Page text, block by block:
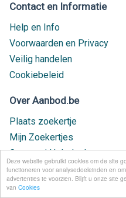
Deze website gebruikt cookies om de site
functioneren voor analysedoeleinden en
advertenties te voorzien. Blijft u onze site
van Cookies
Contact en Informatie
Help en Info
Voorwaarden en Privacy
Veilig handelen
Cookiebeleid
Over Aanbod.be
Plaats zoekertje
Mijn Zoekertjes
Contact / Helpdesk
Nieuw geplaatst